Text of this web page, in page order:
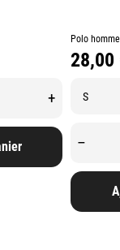
+
Polo
Prix
28,00
–